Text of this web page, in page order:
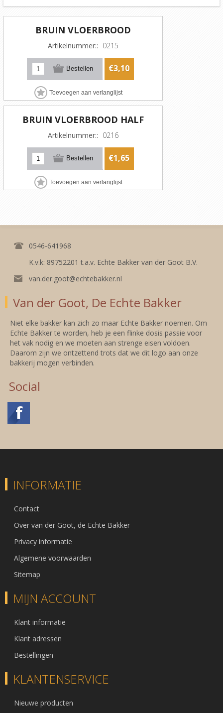
BRUIN VLOERBROOD
Artikelnummer:: 0215
€3,10
BRUIN VLOERBROOD HALF
Artikelnummer:: 0216
€1,65
0546-641968
K.v.k: 89752201 t.a.v. Echte Bakker van der Goot B.V.
van.der.goot@echtebakker.nl
Van der Goot, De Echte Bakker
Niet elke bakker kan zich zo maar Echte Bakker noemen. Om
Echte Bakker te worden, heb je een flinke dosis passie voor
het vak nodig en we moeten aan strenge eisen voldoen.
Daarom zijn we ontzettend trots dat we dit logo aan onze
bakkerij mogen verbinden.
Social
INFORMATIE
Contact
Over van der Goot, de Echte Bakker
Privacy informatie
Algemene voorwaarden
Sitemap
MIJN ACCOUNT
Klant informatie
Klant adressen
Bestellingen
KLANTENSERVICE
Nieuwe producten